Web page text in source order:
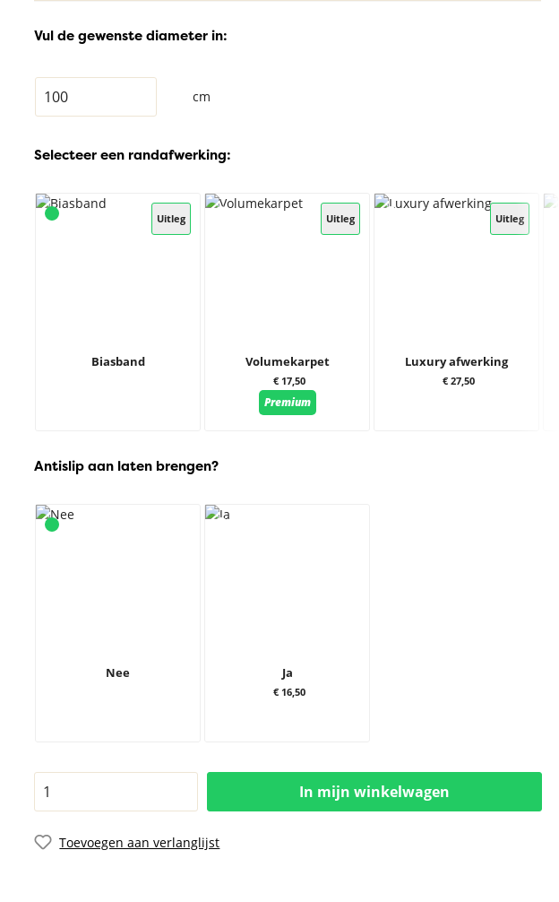
Vul de gewenste diameter in:
cm
Selecteer een randafwerking:
Uitleg
Biasband
Uitleg
Volumekarpet
€ 17,50
Premium
Uitleg
Luxury afwerking
€ 27,50
Antislip aan laten brengen?
Nee Ja
€ 16,50
In mijn winkelwagen
Toevoegen aan verlanglijst